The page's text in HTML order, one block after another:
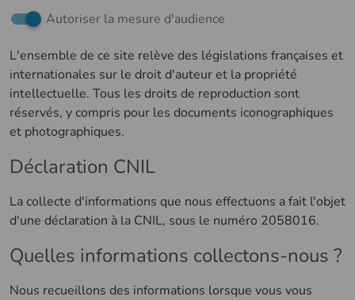
Autoriser la mesure d'audience
L'ensemble de ce site relève des législations françaises et
internationales sur le droit d'auteur et la propriété
intellectuelle. Tous les droits de reproduction sont
réservés, y compris pour les documents iconographiques
et photographiques.
Déclaration CNIL
La collecte d'informations que nous effectuons a fait l'objet
d'une déclaration à la CNIL, sous le numéro 2058016.
Quelles informations collectons-nous ?
Nous recueillons des informations lorsque vous vous